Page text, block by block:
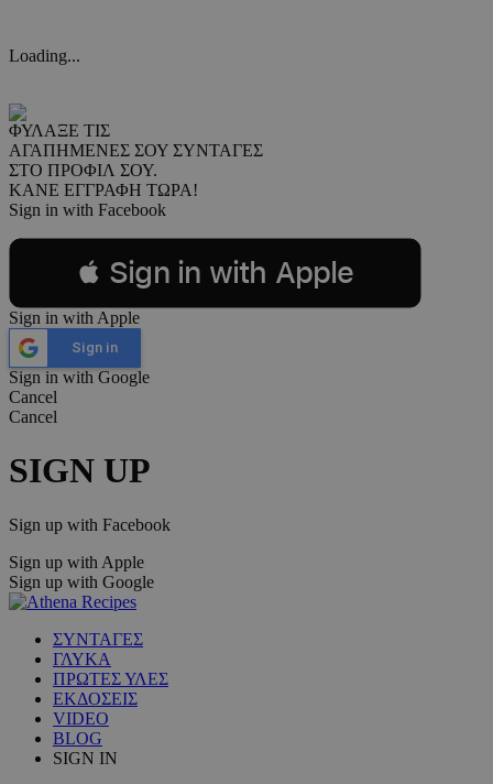
Loading...
ΦΥΛΑΞΕ ΤΙΣ
ΑΓΑΠΗΜΕΝΕΣ ΣΟΥ ΣΥΝΤΑΓΕΣ
ΣΤΟ ΠΡΟΦΙΛ ΣΟΥ.
ΚΑΝΕ ΕΓΓΡΑΦΗ ΤΩΡΑ!
Sign in with Facebook
 Sign in with Apple
Sign in with Apple
Sign in
Sign in with Google
Cancel
Cancel
SIGN UP
Sign up with Facebook
Sign up with Apple
Sign up with Google
ΣΥΝΤΑΓΕΣ
ΓΛΥΚΑ
ΠΡΩΤΕΣ ΥΛΕΣ
ΕΚΔΟΣΕΙΣ
VIDEO
BLOG
SIGN IN